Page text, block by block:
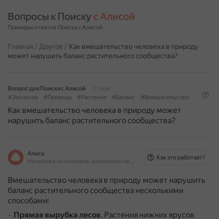
Вопросы к Поиску с Алисой
Примеры ответов Поиска с Алисой
Главная / Другое / Как вмешательство человека в природу
может нарушить баланс растительного сообщества?
Вопрос для Поиска с Алисой
21 мая
#Экология
#Природа #Растения #Баланс #Вмешательство
Как вмешательство человека в природу может
нарушить баланс растительного сообщества?
Алиса
На основе источников, возможны неточности
Как это работает?
Вмешательство человека в природу может нарушить
баланс растительного сообщества несколькими
способами:
Прямая вырубка лесов. Растения нижних ярусов